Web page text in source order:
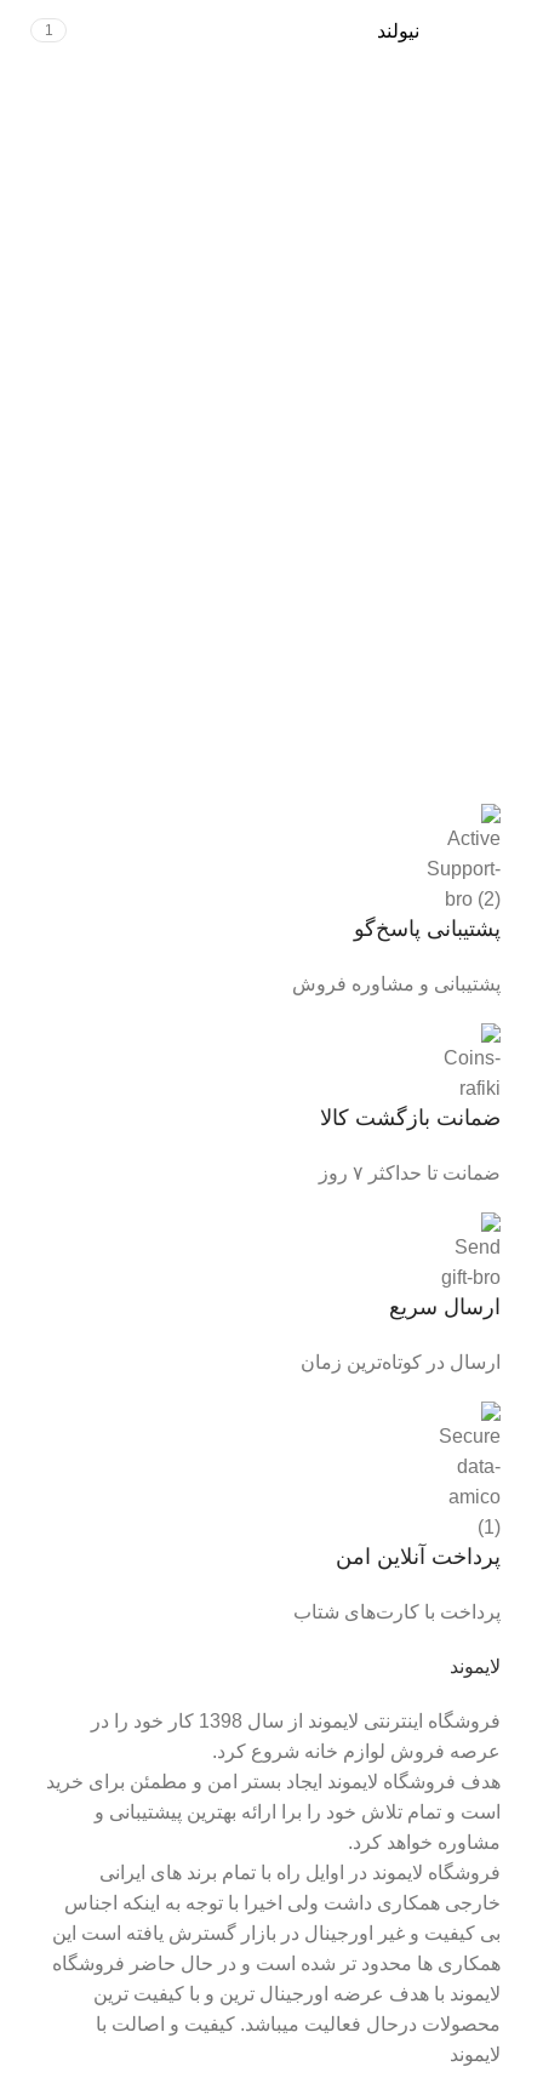
نیولند 1
پرداخت آنلاین امن
پرداخت با کارت‌های شتاب
ارسال سریع
ارسال در کوتاه‌ترین زمان
ضمانت بازگشت کالا
ضمانت تا حداکثر ۷ روز
پشتیبانی پاسخ‌گو
پشتیبانی و مشاوره فروش
لایموند
فروشگاه اینترنتی لایموند از سال 1398 کار خود را در
عرصه فروش لوازم خانه شروع کرد.
هدف فروشگاه لایموند ایجاد بستر امن و مطمئن برای خرید
است و تمام تلاش خود را برا ارائه بهترین پیشتیبانی و
مشاوره خواهد کرد.
فروشگاه لایموند در اوایل راه با تمام برند های ایرانی
خارجی همکاری داشت ولی اخیرا با توجه به اینکه اجناس
بی کیفیت و غیر اورجینال در بازار گسترش یافته است این
همکاری ها محدود تر شده است و در حال حاضر فروشگاه
لایموند با هدف عرضه اورجینال ترین و با کیفیت ترین
محصولات درحال فعالیت میباشد. کیفیت و اصالت با
لایموند